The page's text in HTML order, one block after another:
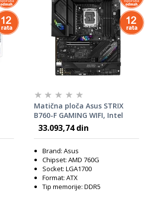
Matična ploča Asus STRIX
B760-F GAMING WIFI, Intel
B760, LGA1700, ATX
33.093,74 din
Brand: Asus
Chipset: AMD 760G
Socket: LGA1700
Format: ATX
Tip memorije: DDR5